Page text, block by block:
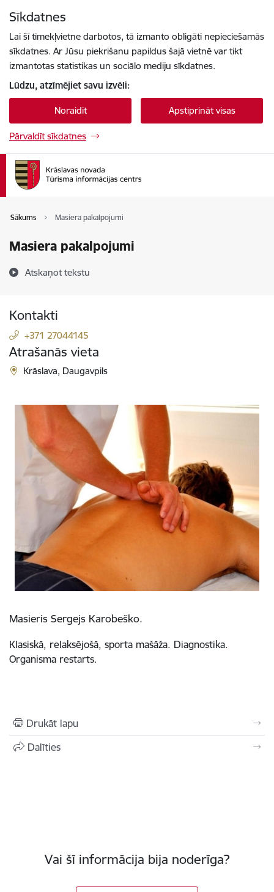
Sīkdatnes
Lai šī tīmekļvietne darbotos, tā izmanto obligāti nepieciešamās
sīkdatnes. Ar Jūsu piekrišanu papildus šajā vietnē var tikt
izmantotas statistikas un sociālo mediju sīkdatnes.
Lūdzu, atzīmējiet savu izvēli:
Noraidīt Apstiprināt visas
Pārvaldīt sīkdatnes
Sākums Masiera pakalpojumi
Masiera pakalpojumi
Atskaņot tekstu
Kontakti
+371 27044145
Atrašanās vieta
Krāslava, Daugavpils
Masieris Sergejs Karobeško.
Klasiskā, relaksējošā, sporta mašāža. Diagnostika.
Organisma restarts.
Drukāt lapu
Dalīties
Vai šī informācija bija noderīga?